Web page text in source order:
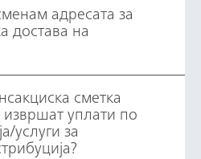
адресата за
достава на
сметка
уплати по
услуги за